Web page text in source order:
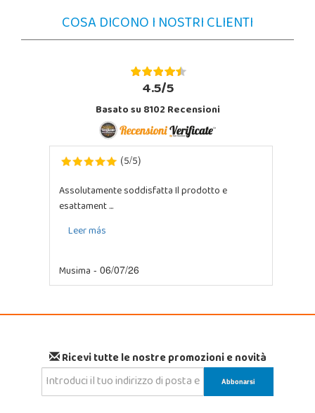
COSA DICONO I NOSTRI CLIENTI
4.5/5
Basato su 8102 Recensioni
(5/5)
Assolutamente soddisfatta Il prodotto e
esattament ...
Leer más
Musima - 06/07/26
Ricevi tutte le nostre promozioni e novità